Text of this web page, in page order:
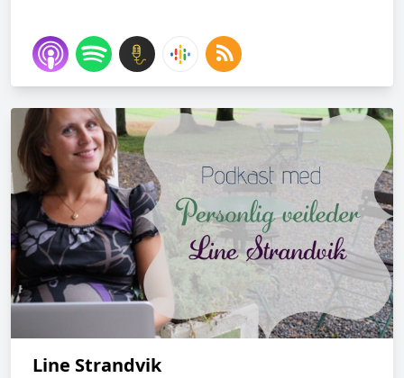
Line Strandvik